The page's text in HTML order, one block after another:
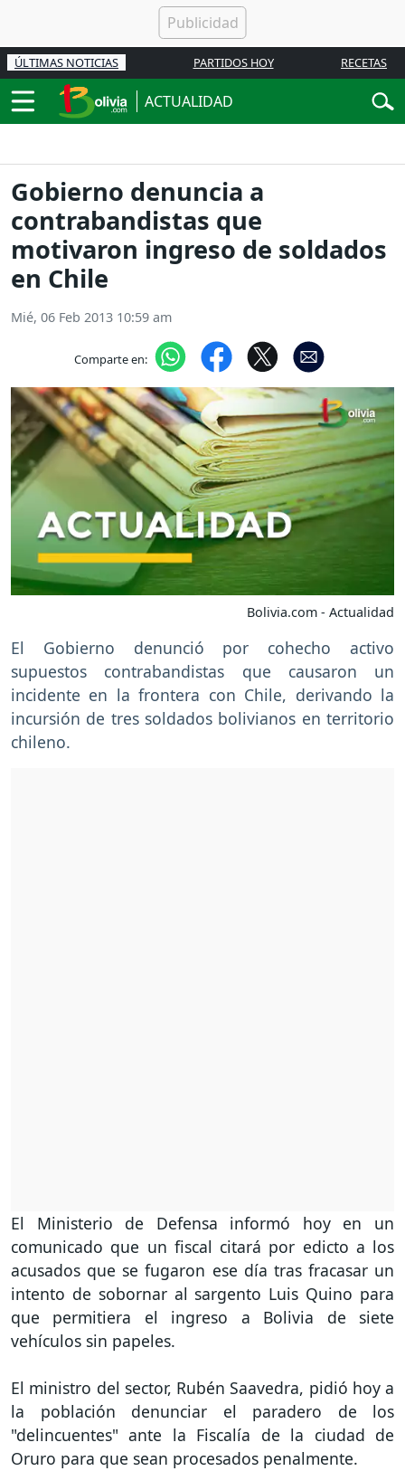
ÚLTIMAS NOTICIAS PARTIDOS HOY RECETAS
ACTUALIDAD
Gobierno denuncia a
contrabandistas que
motivaron ingreso de soldados
en Chile
Mié, 06 Feb 2013 10:59 am
Comparte en:
Bolivia.com - Actualidad
El Gobierno denunció por cohecho activo
supuestos contrabandistas que causaron un
incidente en la frontera con Chile, derivando la
incursión de tres soldados bolivianos en territorio
chileno.
El Ministerio de Defensa informó hoy en un
comunicado que un fiscal citará por edicto a los
acusados que se fugaron ese día tras fracasar un
intento de sobornar al sargento Luis Quino para
que permitiera el ingreso a Bolivia de siete
vehículos sin papeles.
El ministro del sector, Rubén Saavedra, pidió hoy a
la población denunciar el paradero de los
"delincuentes" ante la Fiscalía de la ciudad de
Oruro para que sean procesados penalmente.